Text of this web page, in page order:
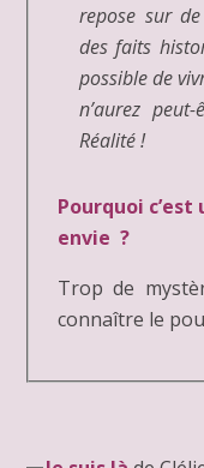
repose sur
des faits
possible de
n’aurez
Réalité !
Pourquoi
envie ?
Trop de
connaître le